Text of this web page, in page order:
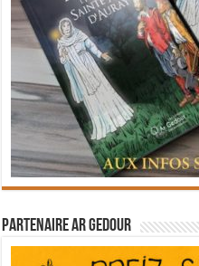
Partenaire Ar Gedour